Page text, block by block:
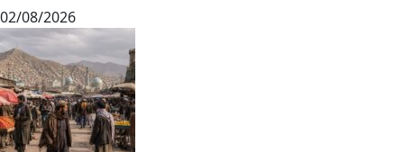
02/08/2026